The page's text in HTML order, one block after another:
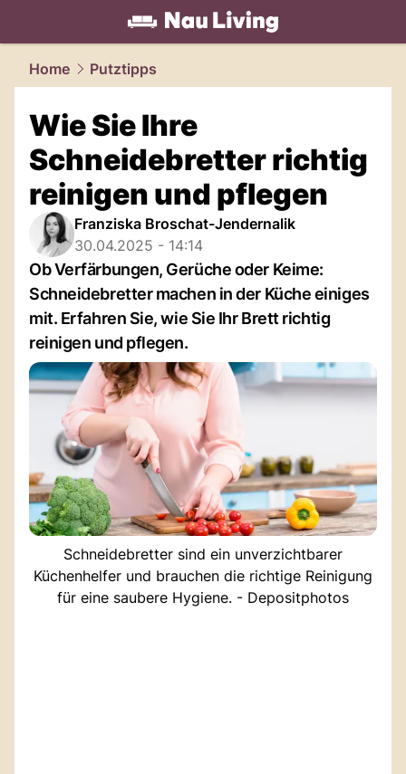
living.NAU.ch
Home Putztipps
Wie Sie Ihre
Schneidebretter richtig
reinigen und pflegen
Franziska Broschat-Jendernalik
30.04.2025 - 14:14
Ob Verfärbungen, Gerüche oder Keime:
Schneidebretter machen in der Küche einiges
mit. Erfahren Sie, wie Sie Ihr Brett richtig
reinigen und pflegen.
Schneidebretter sind ein unverzichtbarer
Küchenhelfer und brauchen die richtige Reinigung
für eine saubere Hygiene. - Depositphotos